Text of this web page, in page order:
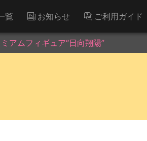
覧 お知らせ ご利用ガイド
アムフィギュア“日向翔陽”